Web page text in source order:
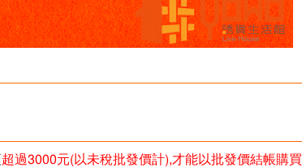
超過3000元(以未稅批發價計),才能以批發價結帳購買